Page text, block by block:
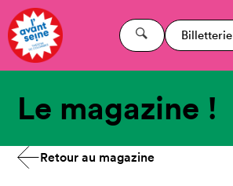
Billetterie
Le magazine !
Retour au magazine